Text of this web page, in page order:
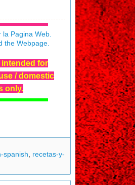
Pagina Web.
the Webpage.
intended for
/ domestic
only.
spanish
recetas-y-